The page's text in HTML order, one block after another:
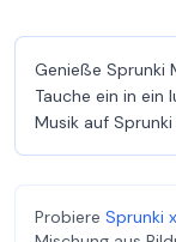
Genieße Sprunki
Tauche ein in ein
Musik auf
Probiere Sprunki